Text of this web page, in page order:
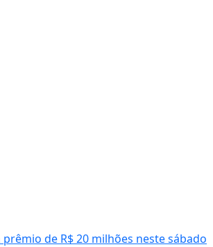
de R$ 20 milhões neste sábado